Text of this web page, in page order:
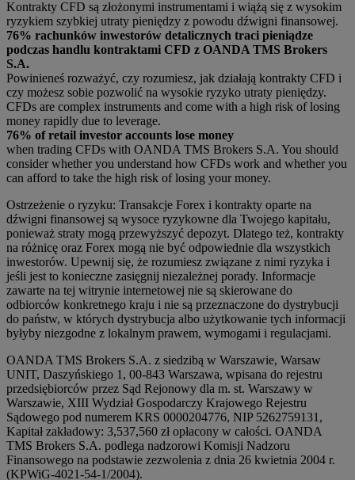
Kontrakty CFD są złożonymi instrumentami i wiążą się z wysokim
ryzykiem szybkiej utraty pieniędzy z powodu dźwigni finansowej.
76% rachunków inwestorów detalicznych traci pieniądze
podczas handlu kontraktami CFD z OANDA TMS Brokers
S.A.
Powinieneś rozważyć, czy rozumiesz, jak działają kontrakty CFD i
czy możesz sobie pozwolić na wysokie ryzyko utraty pieniędzy.
CFDs are complex instruments and come with a high risk of losing
money rapidly due to leverage.
76% of retail investor accounts lose money
when trading CFDs with OANDA TMS Brokers S.A. You should
consider whether you understand how CFDs work and whether you
can afford to take the high risk of losing your money.
Ostrzeżenie o ryzyku: Transakcje Forex i kontrakty oparte na
dźwigni finansowej są wysoce ryzykowne dla Twojego kapitału,
ponieważ straty mogą przewyższyć depozyt. Dlatego też, kontrakty
na różnicę oraz Forex mogą nie być odpowiednie dla wszystkich
inwestorów. Upewnij się, że rozumiesz związane z nimi ryzyka i
jeśli jest to konieczne zasięgnij niezależnej porady. Informacje
zawarte na tej witrynie internetowej nie są skierowane do
odbiorców konkretnego kraju i nie są przeznaczone do dystrybucji
do państw, w których dystrybucja albo użytkowanie tych informacji
byłyby niezgodne z lokalnym prawem, wymogami i regulacjami.
OANDA TMS Brokers S.A. z siedzibą w Warszawie, Warsaw
UNIT, Daszyńskiego 1, 00-843 Warszawa, wpisana do rejestru
przedsiębiorców przez Sąd Rejonowy dla m. st. Warszawy w
Warszawie, XIII Wydział Gospodarczy Krajowego Rejestru
Sądowego pod numerem KRS 0000204776, NIP 5262759131,
Kapitał zakładowy: 3,537,560 zł opłacony w całości. OANDA
TMS Brokers S.A. podlega nadzorowi Komisji Nadzoru
Finansowego na podstawie zezwolenia z dnia 26 kwietnia 2004 r.
(KPWiG-4021-54-1/2004).